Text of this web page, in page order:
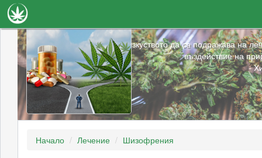
Новини
Наука
Лечение
Видео
Факти
Медицината е изкуството да се подражава на
въздействие на
-
Начало Лечение Шизофрения